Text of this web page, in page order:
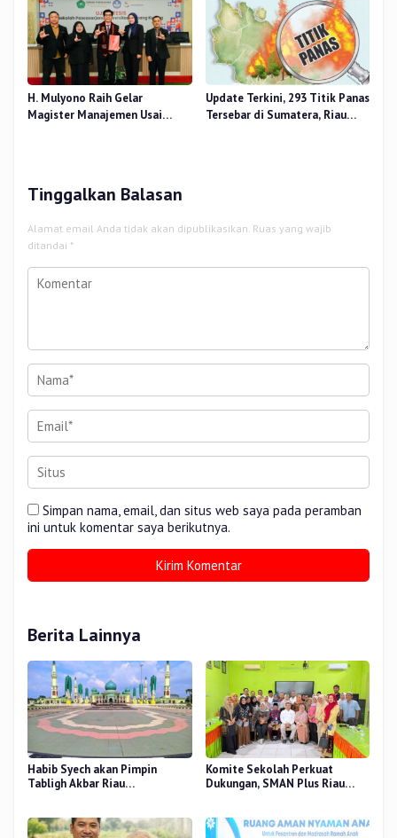
H. Mulyono Raih Gelar
Magister Manajemen Usai
Update Terkini, 293 Titik Panas
Tersebar di Sumatera, Riau
Tinggalkan Balasan
Alamat email Anda tidak akan dipublikasikan. Ruas yang wajib
ditandai *
Simpan nama, email, dan situs web saya pada peramban
ini untuk komentar saya berikutnya.
Berita Lainnya
Habib Syech akan Pimpin
Tabligh Akbar Riau
Komite Sekolah Perkuat
Dukungan, SMAN Plus Riau